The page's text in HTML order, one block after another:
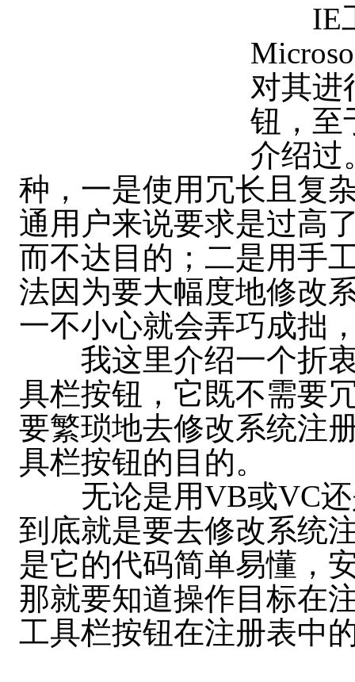
IE工
对其进
钮，至
介绍过
种，一是使用冗长且复
通用户来说要求是过高
而不达目的；二是用手
法因为要大幅度地修改
一不小心就会弄巧成拙
我这里介绍一个折衷
具栏按钮，它既不需要
要繁琐地去修改系统注
具栏按钮的目的。
无论是用VB或VC还
到底就是要去修改系统
是它的代码简单易懂，
那就要知道操作目标在
工具栏按钮在注册表中